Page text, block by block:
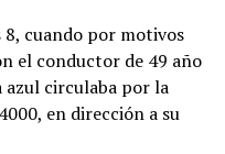
cuando por motivos
el conductor de 49 año
azul circulaba por la
en dirección a su